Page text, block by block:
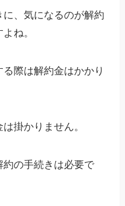
、気になるのが解約
ね。
際は解約金はかかり
掛かりません。
の手続きは必要で